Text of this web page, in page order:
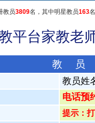
教员3809名，其中明星教员163
平台家教老
教 员
教员姓
电话预
提示：